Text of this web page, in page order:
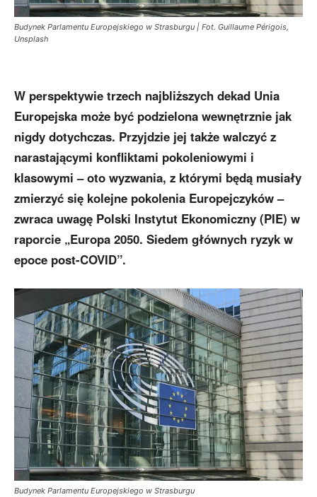
Budynek Parlamentu Europejskiego w Strasburgu | Fot. Guillaume Périgois,
Unsplash
W perspektywie trzech najbliższych dekad Unia
Europejska może być podzielona wewnętrznie jak
nigdy dotychczas. Przyjdzie jej także walczyć z
narastającymi konfliktami pokoleniowymi i
klasowymi – oto wyzwania, z którymi będą musiały
zmierzyć się kolejne pokolenia Europejczyków –
zwraca uwagę Polski Instytut Ekonomiczny (PIE) w
raporcie „Europa 2050. Siedem głównych ryzyk w
epoce post-COVID”.
Budynek Parlamentu Europejskiego w Strasburgu